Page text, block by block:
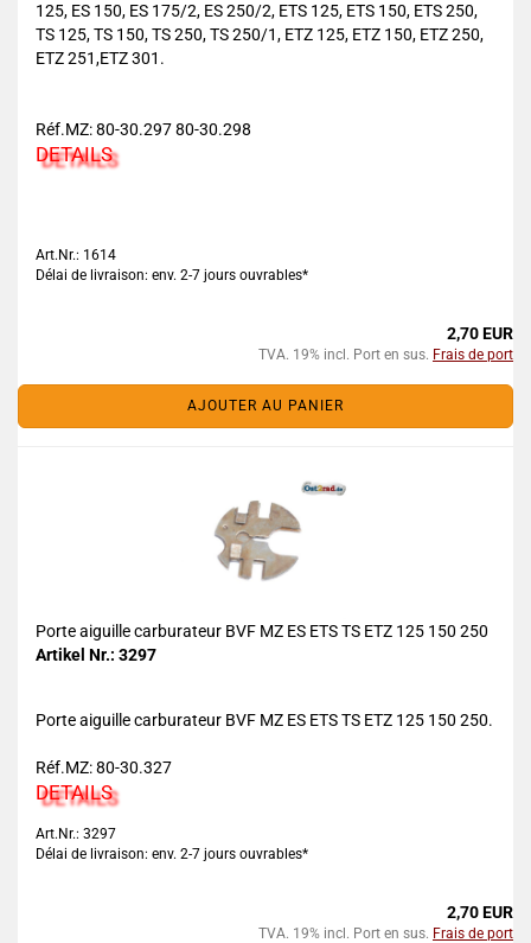
125, ES 150, ES 175/2, ES 250/2, ETS 125, ETS 150, ETS 250,
TS 125, TS 150, TS 250, TS 250/1, ETZ 125, ETZ 150, ETZ 250,
ETZ 251,ETZ 301.
Réf.MZ: 80-30.297 80-30.298
DETAILS
Art.Nr.: 1614
Délai de livraison: env. 2-7 jours ouvrables*
2,70 EUR
TVA. 19% incl. Port en sus. Frais de port
AJOUTER AU PANIER
Porte aiguille carburateur BVF MZ ES ETS TS ETZ 125 150 250
Artikel Nr.: 3297
Porte aiguille carburateur BVF MZ ES ETS TS ETZ 125 150 250.
Réf.MZ: 80-30.327
DETAILS
Art.Nr.: 3297
Délai de livraison: env. 2-7 jours ouvrables*
2,70 EUR
TVA. 19% incl. Port en sus. Frais de port